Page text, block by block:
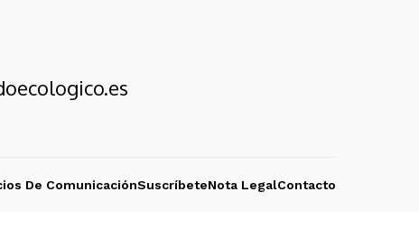
De ComunicaciónSuscríbeteNota LegalContacto